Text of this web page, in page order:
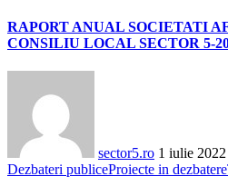
RAPORT ANUAL SOCIETATI
CONSILIU LOCAL SECTOR 5-
sector5.ro 1 iulie 2022
Dezbateri publiceProiecte in dezbatere